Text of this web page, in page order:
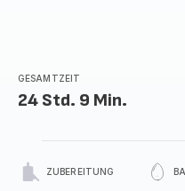
GESAMTZEIT
24 Std. 9 Min.
ZUBEREITUNG